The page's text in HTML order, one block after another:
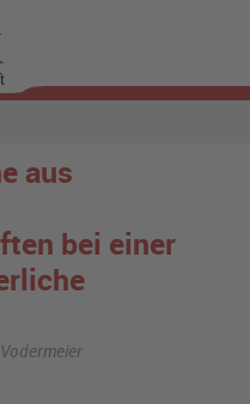
aus
bei einer